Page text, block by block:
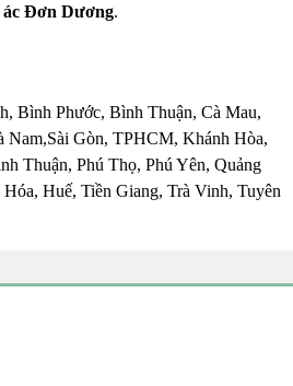
ác Đơn Dương.
Bình Phước, Bình Thuận, Cà Mau,
Gòn, TPHCM, Khánh Hòa,
Thuận, Phú Thọ, Phú Yên, Quảng
Huế, Tiền Giang, Trà Vinh, Tuyên